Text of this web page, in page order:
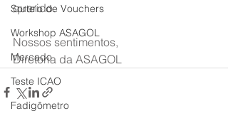
Sorteio de Vouchers
Workshop ASAGOL
Mercado
Teste ICAO
Fadigômetro
querido.
Nossos sentimentos,
Diretoria da ASAGOL